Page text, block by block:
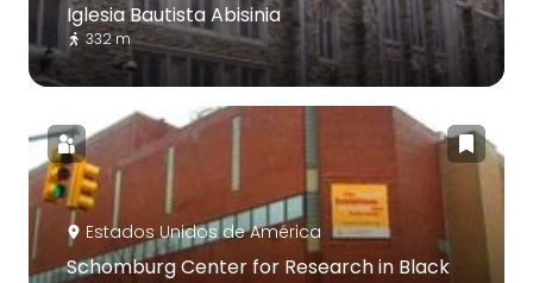
Iglesia Bautista Abisinia
332 m
Estados Unidos de América
Schomburg Center for Research in Black